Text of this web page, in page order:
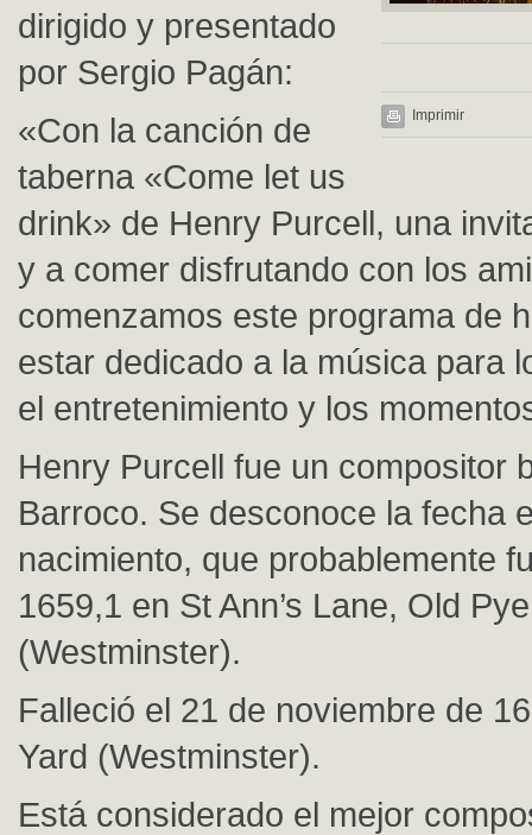
Imprimir
dirigido y presentado
por Sergio Pagán:
«Con la canción de
taberna «Come let us
drink» de Henry Purcell, una
y a comer disfrutando con los
comenzamos este programa de
estar dedicado a la música para
el entretenimiento y los
Henry Purcell fue un compositor
Barroco. Se desconoce la fecha
nacimiento, que probablemente
1659,1 en St Ann’s Lane, Old
(Westminster).
Falleció el 21 de noviembre de
Yard (Westminster).
Está considerado el mejor